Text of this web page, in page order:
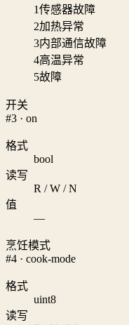
1传感器故障
2加热异常
3内部通信故障
4高温异常
5故障
开关
#3 · on
格式
bool
读写
R / W / N
值
—
烹饪模式
#4 · cook-mode
格式
uint8
读写